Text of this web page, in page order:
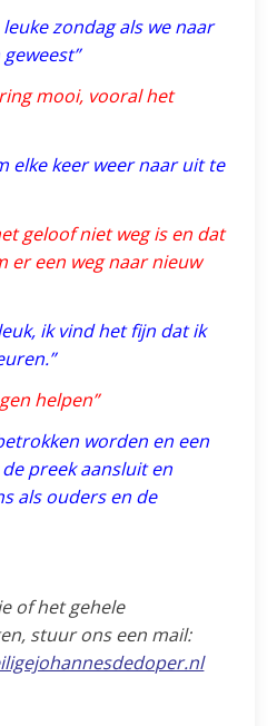
zondag als we naar
mooi, vooral het
elke keer weer naar uit te
geloof niet weg is en dat
er een weg naar nieuw
ik vind het fijn dat ik
helpen”
worden en een
preek aansluit en
als ouders en de
of het gehele
stuur ons een mail: